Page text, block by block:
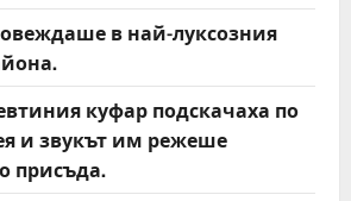
в най-луксозния
куфар подскачаха по
и звукът им режеше
присъда.